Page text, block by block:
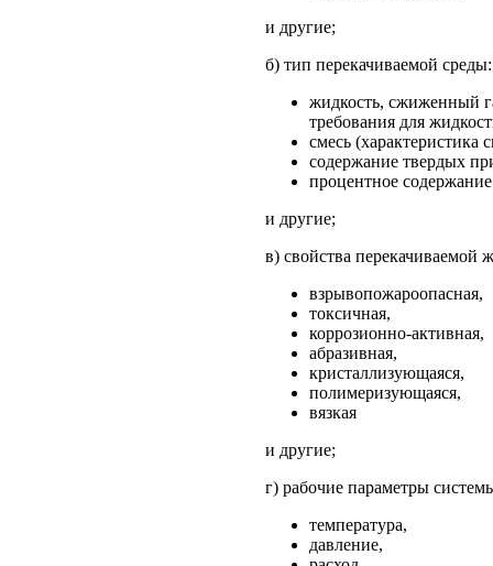
и другие;
б) тип перекачиваемой среды:
жидкость, сжиженный
требования для
смесь (характеристика
содержание твердых
процентное содержание
и другие;
в) свойства перекачиваемой
взрывопожароопасная,
токсичная,
коррозионно-активная,
абразивная,
кристаллизующаяся,
полимеризующаяся,
вязкая
и другие;
г) рабочие параметры
температура,
давление,